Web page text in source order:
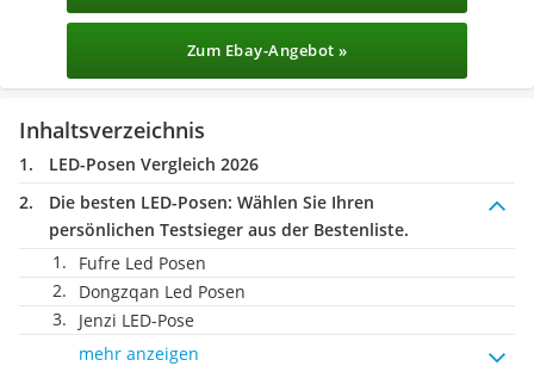
Zum Ebay-Angebot »
Inhaltsverzeichnis
LED-Posen Vergleich 2026
Die besten LED-Posen: Wählen Sie Ihren
persönlichen Testsieger aus der Bestenliste.
Fufre Led Posen
Dongzqan Led Posen
Jenzi LED-Pose
mehr anzeigen